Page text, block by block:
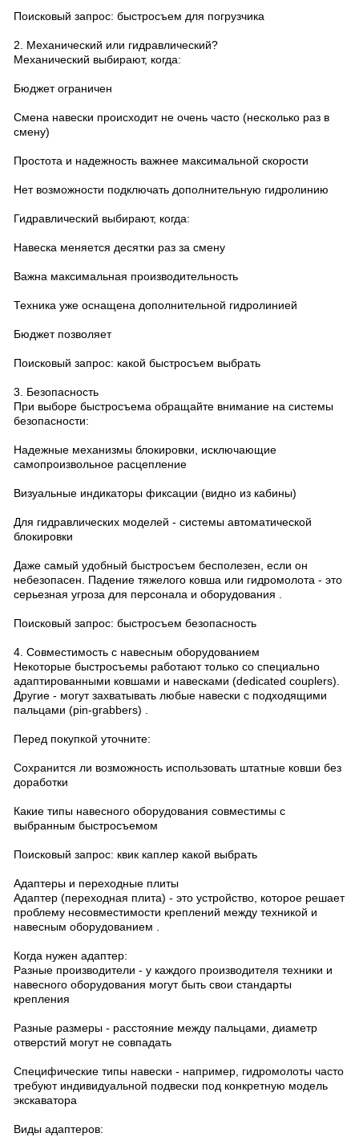
Поисковый запрос: быстросъем для погрузчика
2. Механический или гидравлический?
Механический выбирают, когда:
Бюджет ограничен
Смена навески происходит не очень часто (несколько раз в
смену)
Простота и надежность важнее максимальной скорости
Нет возможности подключать дополнительную гидролинию
Гидравлический выбирают, когда:
Навеска меняется десятки раз за смену
Важна максимальная производительность
Техника уже оснащена дополнительной гидролинией
Бюджет позволяет
Поисковый запрос: какой быстросъем выбрать
3. Безопасность
При выборе быстросъема обращайте внимание на системы
безопасности:
Надежные механизмы блокировки, исключающие
самопроизвольное расцепление
Визуальные индикаторы фиксации (видно из кабины)
Для гидравлических моделей - системы автоматической
блокировки
Даже самый удобный быстросъем бесполезен, если он
небезопасен. Падение тяжелого ковша или гидромолота - это
серьезная угроза для персонала и оборудования .
Поисковый запрос: быстросъем безопасность
4. Совместимость с навесным оборудованием
Некоторые быстросъемы работают только со специально
адаптированными ковшами и навесками (dedicated couplers).
Другие - могут захватывать любые навески с подходящими
пальцами (pin-grabbers) .
Перед покупкой уточните:
Сохранится ли возможность использовать штатные ковши без
доработки
Какие типы навесного оборудования совместимы с
выбранным быстросъемом
Поисковый запрос: квик каплер какой выбрать
Адаптеры и переходные плиты
Адаптер (переходная плита) - это устройство, которое решает
проблему несовместимости креплений между техникой и
навесным оборудованием .
Когда нужен адаптер:
Разные производители - у каждого производителя техники и
навесного оборудования могут быть свои стандарты
крепления
Разные размеры - расстояние между пальцами, диаметр
отверстий могут не совпадать
Специфические типы навески - например, гидромолоты часто
требуют индивидуальной подвески под конкретную модель
экскаватора
Виды адаптеров: